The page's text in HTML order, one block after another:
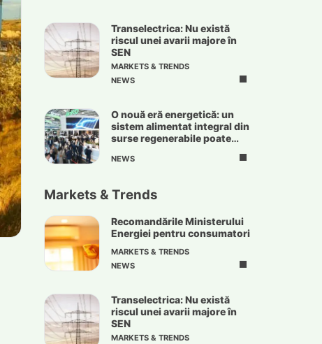
Transelectrica: Nu există
riscul unei avarii majore în
SEN
MARKETS & TRENDS
NEWS
O nouă eră energetică: un
sistem alimentat integral din
surse regenerabile poate
NEWS
Markets & Trends
Recomandările Ministerului
Energiei pentru consumatori
MARKETS & TRENDS
NEWS
Transelectrica: Nu există
riscul unei avarii majore în
SEN
MARKETS & TRENDS